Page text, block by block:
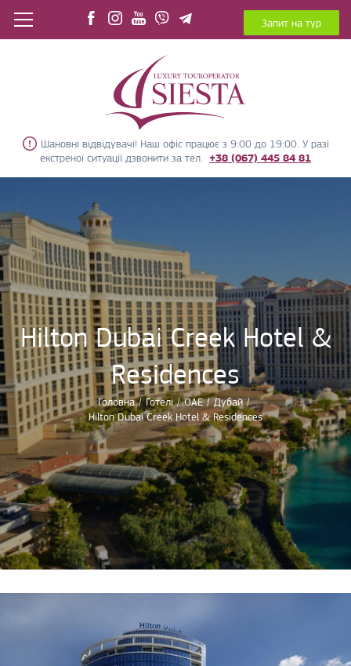
Шановні відвідувачі! Наш офіс працює з 9:00 до 19:00. У разі
екстреної ситуації дзвонити за тел. +38 (067) 445 84 81
Запит на тур
Hilton Dubai Creek Hotel &
Residences
Головна / Готелі / ОАЕ / Дубай /
Hilton Dubai Creek Hotel & Residences